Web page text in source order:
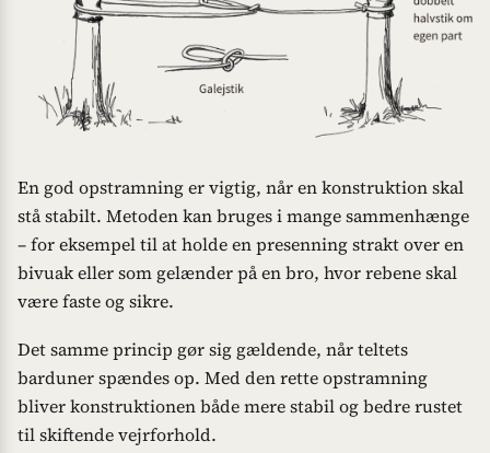
En god opstramning er vigtig, når en konstruktion skal
stå stabilt. Metoden kan bruges i mange sammenhænge
– for eksempel til at holde en presenning strakt over en
bivuak eller som gelænder på en bro, hvor rebene skal
være faste og sikre.
Det samme princip gør sig gældende, når teltets
barduner spændes op. Med den rette opstramning
bliver konstruktionen både mere stabil og bedre rustet
til skiftende vejrforhold.